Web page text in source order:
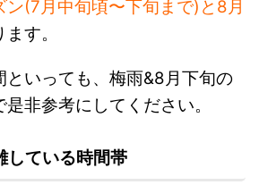
ン(7月中旬頃〜下旬まで)と8月
す。
といっても、梅雨&8月下旬の
非参考にしてください。
している時間帯